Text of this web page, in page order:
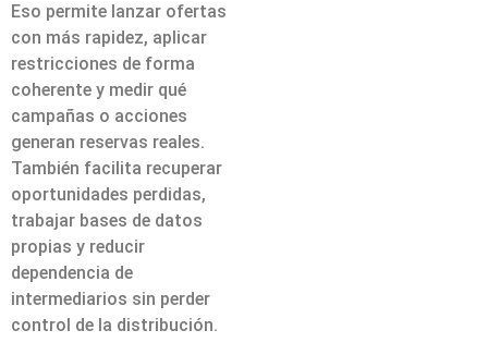
Eso permite lanzar ofertas
con más rapidez, aplicar
restricciones de forma
coherente y medir qué
campañas o acciones
generan reservas reales.
También facilita recuperar
oportunidades perdidas,
trabajar bases de datos
propias y reducir
dependencia de
intermediarios sin perder
control de la distribución.